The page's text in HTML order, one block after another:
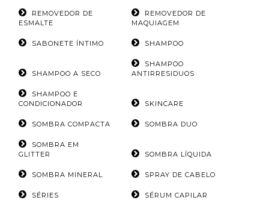
REMOVEDOR DE
ESMALTE
REMOVEDOR DE
MAQUIAGEM
SABONETE ÍNTIMO SHAMPOO
SHAMPOO A SECO
SHAMPOO
ANTIRRESIDUOS
SHAMPOO E
CONDICIONADOR
SKINCARE
SOMBRA COMPACTA SOMBRA DUO
SOMBRA EM
GLITTER
SOMBRA LÍQUIDA
SOMBRA MINERAL SPRAY DE CABELO
SÉRIES SÉRUM CAPILAR